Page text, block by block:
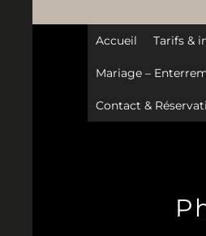
Accueil Tarifs &
Mariage –
Contact &